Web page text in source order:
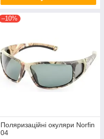
–10%
Поляризаційні окуляри Norfin
04